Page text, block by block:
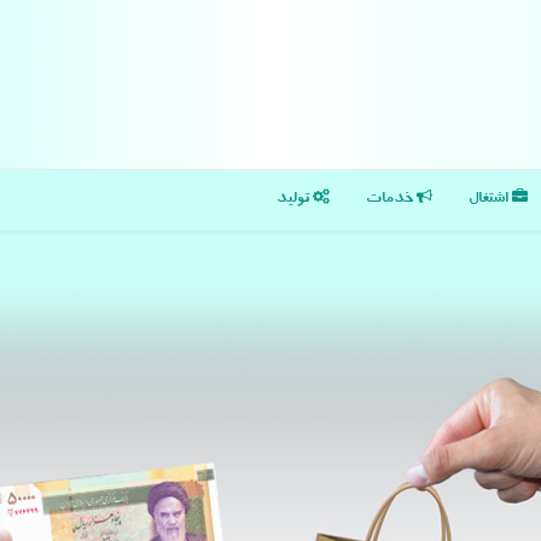
اشتغال خدمات تولید